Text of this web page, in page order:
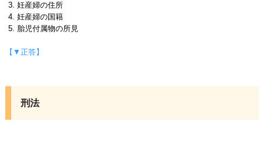
妊産婦の住所
妊産婦の国籍
胎児付属物の所見
【▼正答】
刑法